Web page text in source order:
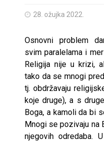
28. ožujka 2022.
Osnovni problem
svim paralelama i
Religija nije u krizi,
tako da se mnogi
tj. obdržavaju
koje druge), a s
Boga, a kamoli da bi
Mnogi se pozivaju na
njegovih odredaba.